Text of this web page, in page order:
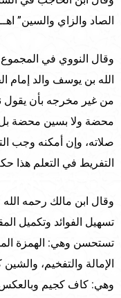
الصاد والزاي والسين” اهــ
وقال النووي في
الله بن يوسف والد
من غير مخرجه بأن يقول
محضة ولا بسين محضة بل
صلاته، وإن أمكنه وجب
التفريط في التعلم هذا
وقال ابن مالك رحمه الله
تسهيل الفوائد وتكميل
تستحسن وهي: الهمزة
الإمالة والتفخيم،
وهي: كاف كجيم